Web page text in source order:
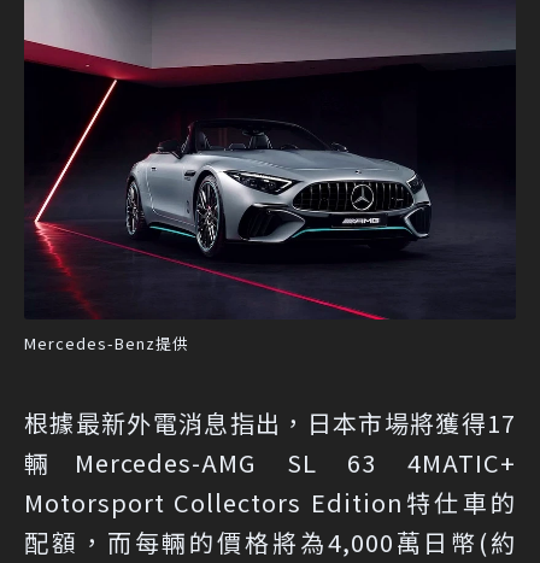
Mercedes-Benz提供
根據最新外電消息指出，日本市場將獲得17
輛Mercedes-AMG SL 63 4MATIC+
Motorsport Collectors Edition特仕車的
配額，而每輛的價格將為4,000萬日幣(約